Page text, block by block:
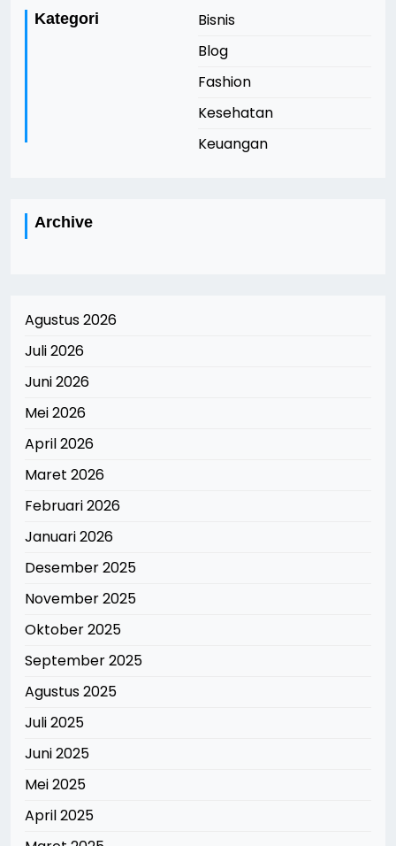
Kategori
Bisnis
Blog
Fashion
Kesehatan
Keuangan
Archive
Agustus 2026
Juli 2026
Juni 2026
Mei 2026
April 2026
Maret 2026
Februari 2026
Januari 2026
Desember 2025
November 2025
Oktober 2025
September 2025
Agustus 2025
Juli 2025
Juni 2025
Mei 2025
April 2025